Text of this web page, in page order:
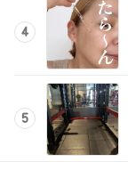
4
5